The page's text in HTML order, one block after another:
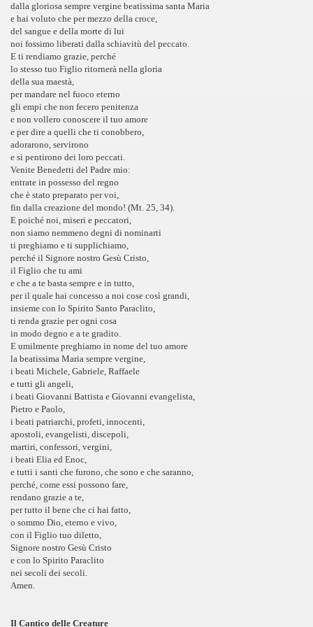
dalla gloriosa sempre vergine beatissima santa Maria
e hai voluto che per mezzo della croce,
del sangue e della morte di lui
noi fossimo liberati dalla schiavitù del peccato.
E ti rendiamo grazie, perché
lo stesso tuo Figlio ritornerà nella gloria
della sua maestà,
per mandare nel fuoco eterno
gli empi che non fecero penitenza
e non vollero conoscere il tuo amore
e per dire a quelli che ti conobbero,
adorarono, servirono
e si pentirono dei loro peccati.
Venite Benedetti del Padre mio:
entrate in possesso del regno
che è stato preparato per voi,
fin dalla creazione del mondo! (Mt. 25, 34).
E poiché noi, miseri e peccatori,
non siamo nemmeno degni di nominarti
ti preghiamo e ti supplichiamo,
perché il Signore nostro Gesù Cristo,
il Figlio che tu ami
e che a te basta sempre e in tutto,
per il quale hai concesso a noi cose così grandi,
insieme con lo Spirito Santo Paraclito,
ti renda grazie per ogni cosa
in modo degno e a te gradito.
E umilmente preghiamo in nome del tuo amore
la beatissima Maria sempre vergine,
i beati Michele, Gabriele, Raffaele
e tutti gli angeli,
i beati Giovanni Battista e Giovanni evangelista,
Pietro e Paolo,
i beati patriarchi, profeti, innocenti,
apostoli, evangelisti, discepoli,
martiri, confessori, vergini,
i beati Elia ed Enoc,
e tutti i santi che furono, che sono e che saranno,
perché, come essi possono fare,
rendano grazie a te,
per tutto il bene che ci hai fatto,
o sommo Dio, eterno e vivo,
con il Figlio tuo diletto,
Signore nostro Gesù Cristo
e con lo Spirito Paraclito
nei secoli dei secoli.
Amen.
Il Cantico delle Creature